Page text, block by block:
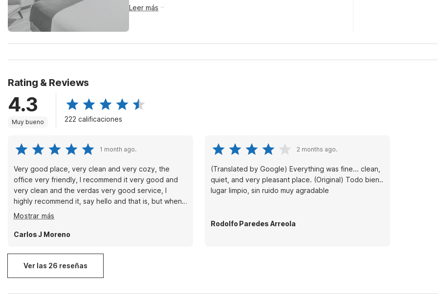
Leer más
Rating & Reviews
4.3
Muy bueno 222 calificaciones
1 month ago.
Very good place, very clean and very cozy, the
office very friendly, I recommend it very good and
very clean and the verdas very good service, I
highly recommend it, say hello and that is, but when
you look at this advertisement, I can share
everything and be seen coming to this place very
welcoming, greeting and blessings.
Mostrar más
Carlos J Moreno
2 months ago.
(Translated by Google) Everything was fine... clean,
quiet, and very pleasant place. (Original) Todo bien..
lugar limpio, sin ruido muy agradable
Rodolfo Paredes Arreola
Ver las 26 reseñas